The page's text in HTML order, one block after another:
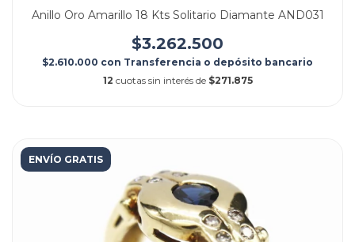
Anillo Oro Amarillo 18 Kts Solitario Diamante AND031
$3.262.500
$2.610.000 con Transferencia o depósito bancario
12 cuotas sin interés de $271.875
ENVÍO GRATIS